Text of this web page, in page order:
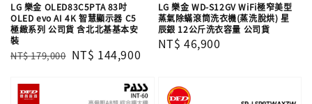
LG 樂金 OLED83C5PTA 83吋
OLED evo AI 4K 智慧顯示器 C5
極緻系列 公司貨 含北北基基本安
裝
Regular
NT$ 179,000 Sale
NT$ 144,900
LG 樂金 WD-S12GV WiFi極窄美型
蒸氣除蟎滾筒洗衣機(蒸洗脫烘) 星
辰銀 12公斤洗衣容量 公司貨
Regular
NT$ 46,900